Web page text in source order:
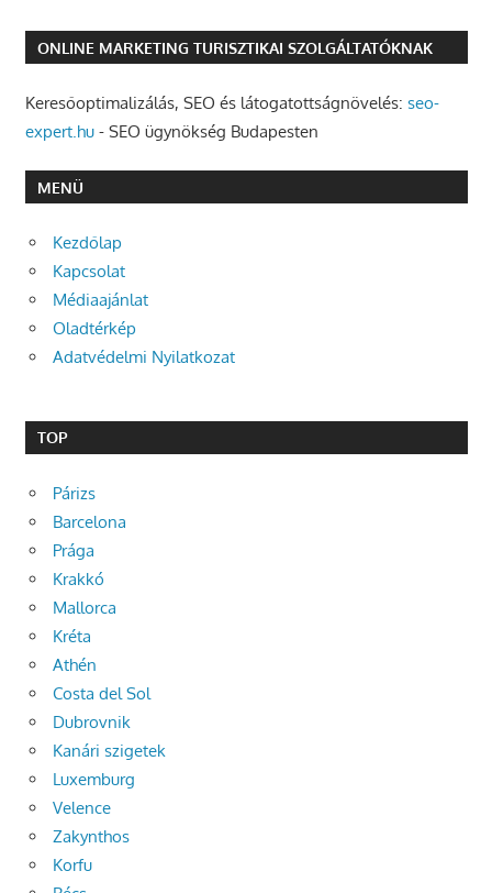
ONLINE MARKETING TURISZTIKAI SZOLGÁLTATÓKNAK
Keresőoptimalizálás, SEO és látogatottságnövelés: seo-
expert.hu- SEO ügynökség Budapesten
MENÜ
Kezdőlap
Kapcsolat
Médiaajánlat
Oladtérkép
Adatvédelmi Nyilatkozat
TOP
Párizs
Barcelona
Prága
Krakkó
Mallorca
Kréta
Athén
Costa del Sol
Dubrovnik
Kanári szigetek
Luxemburg
Velence
Zakynthos
Korfu